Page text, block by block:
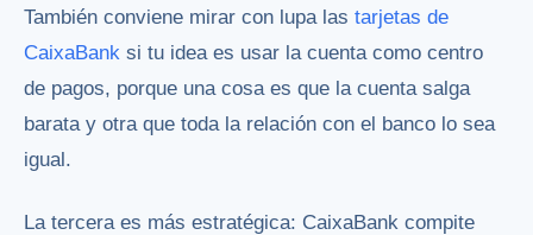
También conviene mirar con lupa las tarjetas de
CaixaBank si tu idea es usar la cuenta como centro
de pagos, porque una cosa es que la cuenta salga
barata y otra que toda la relación con el banco lo sea
igual.
La tercera es más estratégica: CaixaBank compite